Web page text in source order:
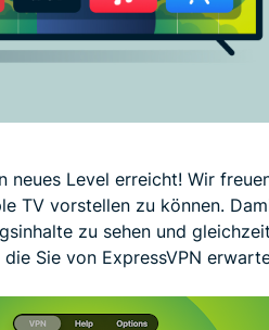
neues Level erreicht! Wir
TV vorstellen zu können.
zu sehen und
Sie von ExpressVPN